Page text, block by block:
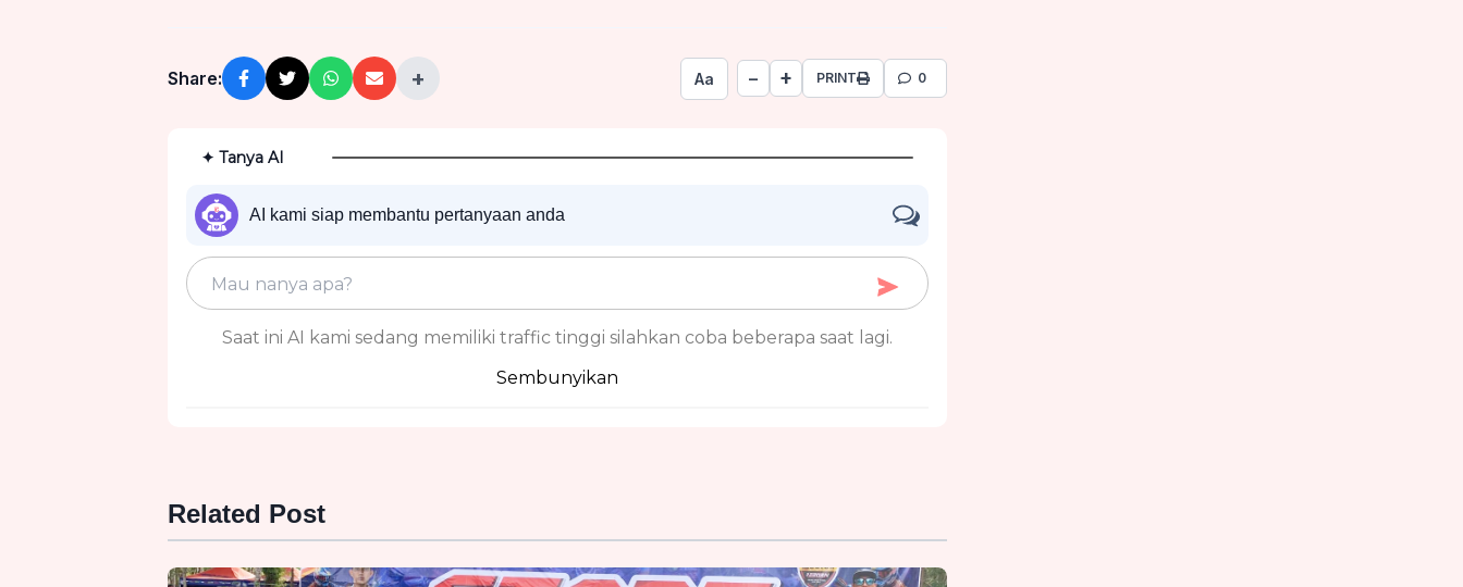
Share: + Aa − + PRINT 0
✦ Tanya AI
AI kami siap membantu pertanyaan anda
Saat ini AI kami sedang memiliki traffic tinggi silahkan coba beberapa saat lagi.
Sembunyikan
Related Post